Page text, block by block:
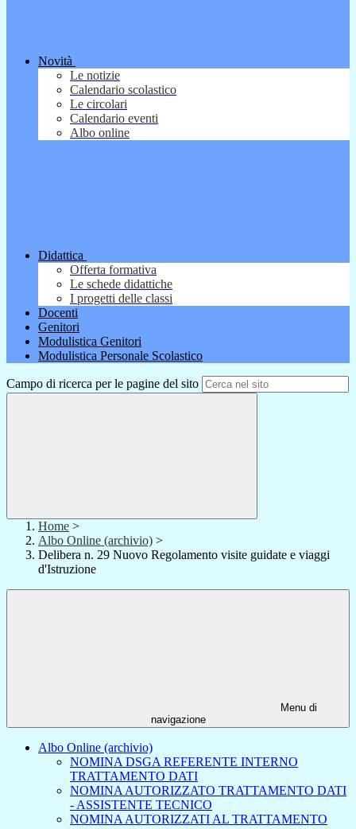
Novità
Le notizie
Calendario scolastico
Le circolari
Calendario eventi
Albo online
Didattica
Offerta formativa
Le schede didattiche
I progetti delle classi
Docenti
Genitori
Modulistica Genitori
Modulistica Personale Scolastico
Campo di ricerca per le pagine del sito
Home >
Albo Online (archivio) >
Delibera n. 29 Nuovo Regolamento visite guidate e viaggi
d'Istruzione
Menu di
navigazione
Albo Online (archivio)
NOMINA DSGA REFERENTE INTERNO
TRATTAMENTO DATI
NOMINA AUTORIZZATO TRATTAMENTO DATI
- ASSISTENTE TECNICO
NOMINA AUTORIZZATI AL TRATTAMENTO